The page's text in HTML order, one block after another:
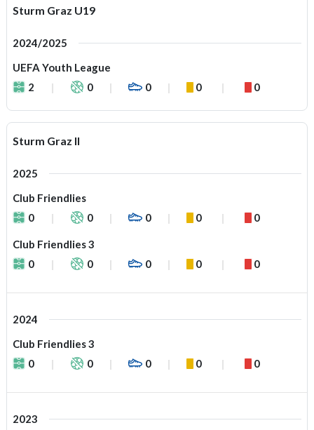
Sturm Graz U19
2024/2025
UEFA Youth League
2
0 0 0 0
Sturm Graz II
2025
Club Friendlies
0
0 0 0 0
Club Friendlies 3
0
0 0 0 0
2024
Club Friendlies 3
0
0 0 0 0
2023